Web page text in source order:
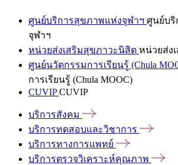
ศูนย์บริการสุขภาพแห่งจุฬาฯ ศูนย์บริ
จุฬาฯ
หน่วยส่งเสริมสุขภาวะนิสิต หน่วยส่ง
ศูนย์นวัตกรรมการเรียนรู้ (Chula
การเรียนรู้ (Chula MOOC)
CUVIPCUVIP
บริการสังคม
บริการทดสอบและวิชาการ
บริการทางการแพทย์
บริการตรวจวิเคราะห์คุณภาพ